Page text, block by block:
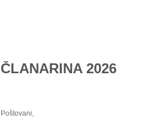
ČLANARINA 2026
Poštovani,